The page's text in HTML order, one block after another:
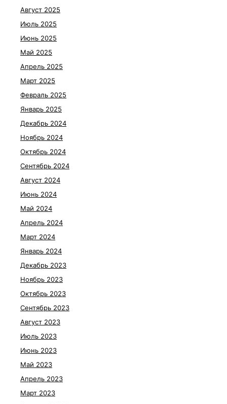
Август 2025
Июль 2025
Июнь 2025
Май 2025
Апрель 2025
Март 2025
Февраль 2025
Январь 2025
Декабрь 2024
Ноябрь 2024
Октябрь 2024
Сентябрь 2024
Август 2024
Июнь 2024
Май 2024
Апрель 2024
Март 2024
Январь 2024
Декабрь 2023
Ноябрь 2023
Октябрь 2023
Сентябрь 2023
Август 2023
Июль 2023
Июнь 2023
Май 2023
Апрель 2023
Март 2023